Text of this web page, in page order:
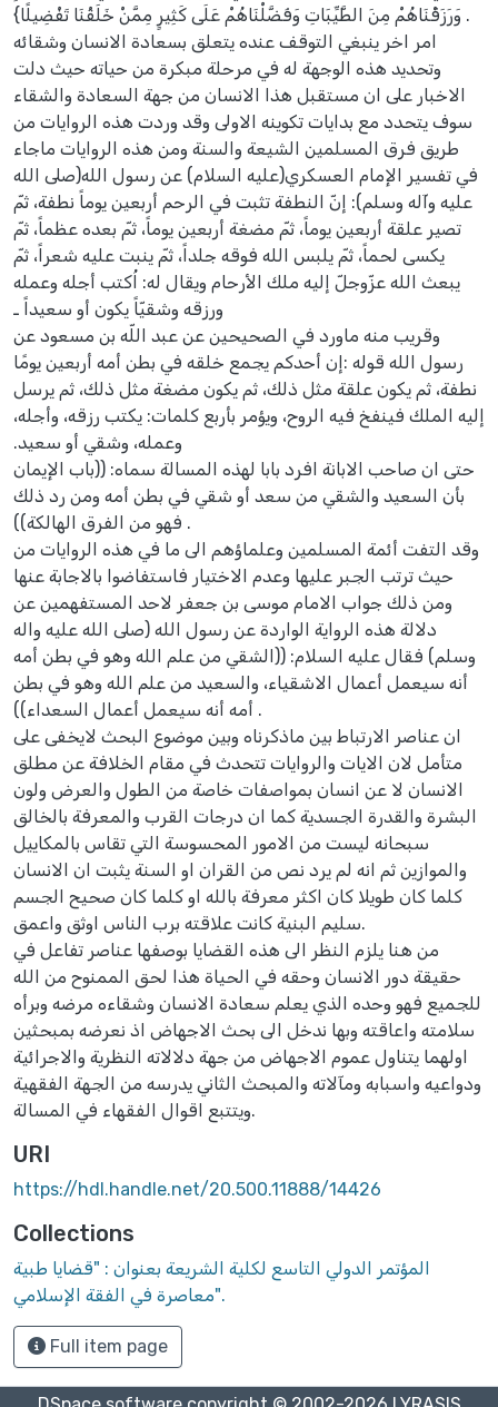
وَرَزَقْنَاهُمْ مِنَ الطَّيِّبَاتِ وَفَضَّلْنَاهُمْ عَلَى كَثِيرٍ مِمَّنْ خَلَقْنَا تَفْضِيلًا} .
امر اخر ينبغي التوقف عنده يتعلق بسعادة الانسان وشقائه
وتحديد هذه الوجهة له في مرحلة مبكرة من حياته حيث دلت
الاخبار على ان مستقبل هذا الانسان من جهة السعادة والشقاء
سوف يتحدد مع بدايات تكوينه الاولى وقد وردت هذه الروايات من
طريق فرق المسلمين الشيعة والسنة ومن هذه الروايات ماجاء
في تفسير الإمام العسكري(عليه السلام) عن رسول الله(صلى الله
عليه وآله وسلم): إنّ النطفة تثبت في الرحم أربعين يوماً نطفة، ثمّ
تصير علقة أربعين يوماً، ثمّ مضغة أربعين يوماً، ثمّ بعده عظماً، ثمّ
يكسى لحماً، ثمّ يلبس الله فوقه جلداً، ثمّ ينبت عليه شعراً، ثمّ
يبعث الله عزّوجلّ إليه ملك الأرحام ويقال له: اُكتب أجله وعمله
ورزقه وشقيّاً يكون أو سعيداً ـ
وقريب منه ماورد في الصحيحين عن عبد اللّه بن مسعود عن
رسول الله قوله :إن أحدكم يجمع خلقه في بطن أمه أربعين يومًا
نطفة، ثم يكون علقة مثل ذلك، ثم يكون مضغة مثل ذلك، ثم يرسل
إليه الملك فينفخ فيه الروح، ويؤمر بأربع كلمات‏:‏ يكتب رزقه، وأجله،
وعمله، وشقي أو سعيد‏.‏
حتى ان صاحب الابانة افرد بابا لهذه المسالة سماه: ((باب الإيمان
بأن السعيد والشقي من سعد أو شقي في بطن أمه ومن رد ذلك
فهو من الفرق الهالكة)) .
وقد التفت أئمة المسلمين وعلماؤهم الى ما في هذه الروايات من
حيث ترتب الجبر عليها وعدم الاختيار فاستفاضوا بالاجابة عنها
ومن ذلك جواب الامام موسى بن جعفر لاحد المستفهمين عن
دلالة هذه الرواية الواردة عن رسول الله (صلى الله عليه واله
وسلم) فقال عليه السلام: ((الشقي من علم الله وهو في بطن أمه
أنه سيعمل أعمال الاشقياء، والسعيد من علم الله وهو في بطن
أمه أنه سيعمل أعمال السعداء)) .
ان عناصر الارتباط بين ماذكرناه وبين موضوع البحث لايخفى على
متأمل لان الايات والروايات تتحدث في مقام الخلافة عن مطلق
الانسان لا عن انسان بمواصفات خاصة من الطول والعرض ولون
البشرة والقدرة الجسدية كما ان درجات القرب والمعرفة بالخالق
سبحانه ليست من الامور المحسوسة التي تقاس بالمكاييل
والموازين ثم انه لم يرد نص من القران او السنة يثبت ان الانسان
كلما كان طويلا كان اكثر معرفة بالله او كلما كان صحيح الجسم
سليم البنية كانت علاقته برب الناس اوثق واعمق.
من هنا يلزم النظر الى هذه القضايا بوصفها عناصر تفاعل في
حقيقة دور الانسان وحقه في الحياة هذا لحق الممنوح من الله
للجميع فهو وحده الذي يعلم سعادة الانسان وشقاءه مرضه وبرأه
سلامته واعاقته وبها ندخل الى بحث الاجهاض اذ نعرضه بمبحثين
اولهما يتناول عموم الاجهاض من جهة دلالاته النظرية والاجرائية
ودواعيه واسبابه ومآلاته والمبحث الثاني يدرسه من الجهة الفقهية
ويتتبع اقوال الفقهاء في المسالة.
URI
https://hdl.handle.net/20.500.11888/14426
Collections
المؤتمر الدولي التاسع لكلية الشريعة بعنوان : "قضايا طبية
معاصرة في الفقة الإسلامي".
Full item page